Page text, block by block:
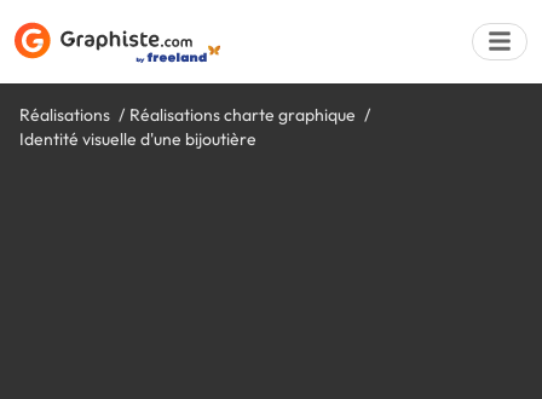
Réalisations
Réalisations charte graphique
Identité visuelle d'une bijoutière